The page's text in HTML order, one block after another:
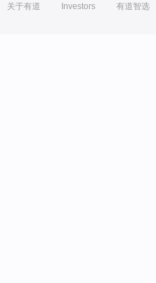
关于有道 Investors 有道智选